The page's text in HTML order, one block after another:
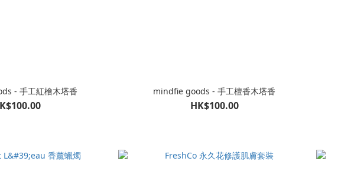
- 手工紅檜木塔香 mindfie goods - 手工檀香木塔香
HK$100.00